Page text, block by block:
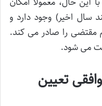
سال اخیر) وجود دارد و
مقتضی را صادر می کند.
می شود.
تعیین